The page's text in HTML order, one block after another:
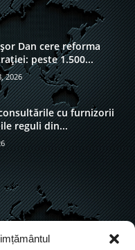
Dan cere reforma
peste 1.500...
2026
cu furnizorii
reguli din...
6921